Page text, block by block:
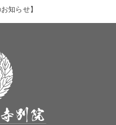
知らせ】